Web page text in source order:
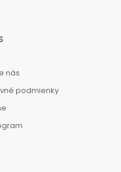
nás
podmienky